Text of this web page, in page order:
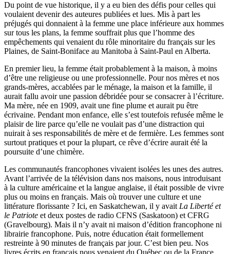
Du point de vue historique, il y a eu bien des défis pour celles qui
voulaient devenir des auteures publiées et lues. Mis à part les
préjugés qui donnaient à la femme une place inférieure aux hommes
sur tous les plans, la femme souffrait plus que l’homme des
empêchements qui venaient du rôle minoritaire du français sur les
Plaines, de Saint-Boniface au Manitoba à Saint-Paul en Alberta.
En premier lieu, la femme était probablement à la maison, à moins
d’être une religieuse ou une professionnelle. Pour nos mères et nos
grands-mères, accablées par le ménage, la maison et la famille, il
aurait fallu avoir une passion débridée pour se consacrer à l’écriture.
Ma mère, née en 1909, avait une fine plume et aurait pu être
écrivaine. Pendant mon enfance, elle s’est toutefois refusée même le
plaisir de lire parce qu’elle ne voulait pas d’une distraction qui
nuirait à ses responsabilités de mère et de fermière. Les femmes sont
surtout pratiques et pour la plupart, ce rêve d’écrire aurait été la
poursuite d’une chimère.
Les communautés francophones vivaient isolées les unes des autres.
Avant l’arrivée de la télévision dans nos maisons, nous introduisant
à la culture américaine et la langue anglaise, il était possible de vivre
plus ou moins en français. Mais où trouver une culture et une
littérature florissante ? Ici, en Saskatchewan, il y avait La Liberté et
le Patriote et deux postes de radio CFNS (Saskatoon) et CFRG
(Gravelbourg). Mais il n’y avait ni maison d’édition francophone ni
librairie francophone. Puis, notre éducation était formellement
restreinte à 90 minutes de français par jour. C’est bien peu. Nos